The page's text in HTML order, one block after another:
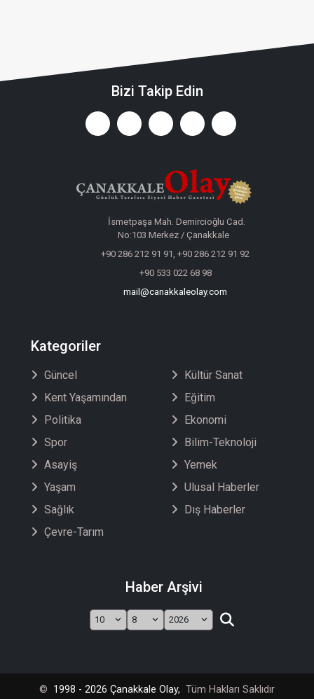
Bizi Takip Edin
İsmetpaşa Mah. Demircioğlu Cad.
No:103 Merkez / Çanakkale
+90 286 212 91 91, +90 286 212 91 92
+90 533 022 68 98
mail@canakkaleolay.com
Kategoriler
Güncel
Kent Yaşamından
Politika
Spor
Asayiş
Yaşam
Sağlık
Çevre-Tarım
Kültür Sanat
Eğitim
Ekonomi
Bilim-Teknoloji
Yemek
Ulusal Haberler
Dış Haberler
Haber Arşivi
© 1998 - 2026 Çanakkale Olay, Tüm Hakları Saklıdır